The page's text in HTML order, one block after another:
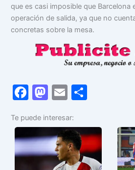
que es casi imposible que Barcelona
operación de salida, ya que no
concretas sobre la mesa.
F
c
e
b
M
st
o
d
E
ai
l
m
p
ar
Te puede interesar: